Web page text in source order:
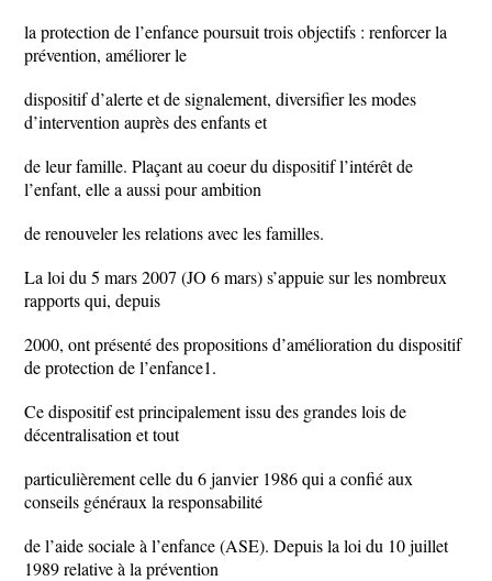
la protection de l’enfance poursuit trois objectifs : renforcer la
prévention, améliorer le
dispositif d’alerte et de signalement, diversifier les modes
d’intervention auprès des enfants et
de leur famille. Plaçant au coeur du dispositif l’intérêt de
l’enfant, elle a aussi pour ambition
de renouveler les relations avec les familles.
La loi du 5 mars 2007 (JO 6 mars) s’appuie sur les nombreux
rapports qui, depuis
2000, ont présenté des propositions d’amélioration du dispositif
de protection de l’enfance1.
Ce dispositif est principalement issu des grandes lois de
décentralisation et tout
particulièrement celle du 6 janvier 1986 qui a confié aux
conseils généraux la responsabilité
de l’aide sociale à l’enfance (ASE). Depuis la loi du 10 juillet
1989 relative à la prévention